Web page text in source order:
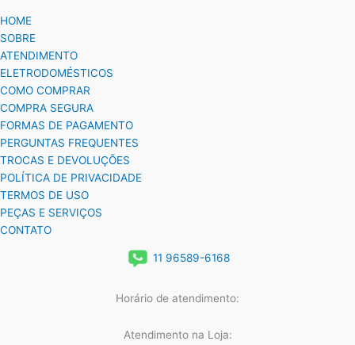
HOME
SOBRE
ATENDIMENTO
ELETRODOMÉSTICOS
COMO COMPRAR
COMPRA SEGURA
FORMAS DE PAGAMENTO
PERGUNTAS FREQUENTES
TROCAS E DEVOLUÇÕES
POLÍTICA DE PRIVACIDADE
TERMOS DE USO
PEÇAS E SERVIÇOS
CONTATO
11 96589-6168
Horário de atendimento:
Atendimento na Loja: